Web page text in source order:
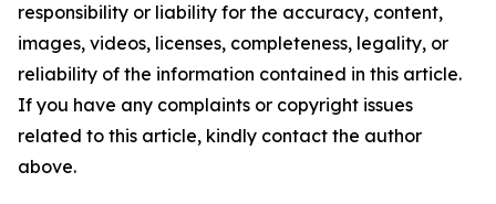
responsibility or liability for the accuracy, content,
images, videos, licenses, completeness, legality, or
reliability of the information contained in this article.
If you have any complaints or copyright issues
related to this article, kindly contact the author
above.